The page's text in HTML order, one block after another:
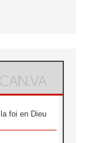
foi en Dieu